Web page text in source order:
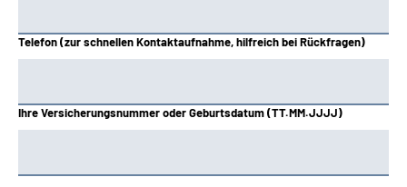
Telefon (zur schnellen Kontaktaufnahme, hilfreich bei Rückfragen)
Ihre Versicherungsnummer oder Geburtsdatum (TT.MM.JJJJ)